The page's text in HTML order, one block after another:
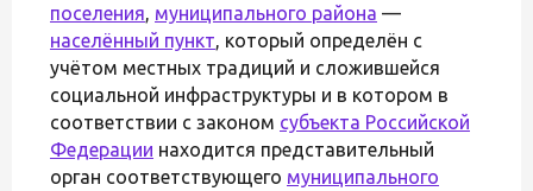
поселения, муниципального района —
населённый пункт, который определён с
учётом местных традиций и сложившейся
социальной инфраструктуры и в котором в
соответствии с законом субъекта Российской
Федерации находится представительный
орган соответствующего муниципального